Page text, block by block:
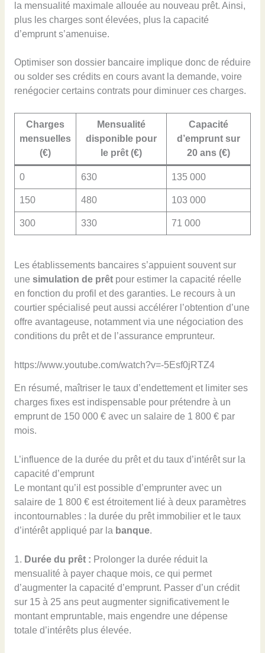
la mensualité maximale allouée au nouveau prêt. Ainsi,
plus les charges sont élevées, plus la capacité
d’emprunt s’amenuise.
Optimiser son dossier bancaire implique donc de réduire
ou solder ses crédits en cours avant la demande, voire
renégocier certains contrats pour diminuer ces charges.
Charges
mensuelles
(€)
Mensualité
disponible pour
le prêt (€)
Capacité
d’emprunt sur
20 ans (€)
0 630 135 000
150 480 103 000
300 330 71 000
Les établissements bancaires s’appuient souvent sur
une simulation de prêtpour estimer la capacité réelle
en fonction du profil et des garanties. Le recours à un
courtier spécialisé peut aussi accélérer l’obtention d’une
offre avantageuse, notamment via une négociation des
conditions du prêt et de l’assurance emprunteur.
https://www.youtube.com/watch?v=-5Esf0jRTZ4
En résumé, maîtriser le taux d’endettement et limiter ses
charges fixes est indispensable pour prétendre à un
emprunt de 150 000 € avec un salaire de 1 800 € par
mois.
L’influence de la durée du prêt et du taux d’intérêt sur la
capacité d’emprunt
Le montant qu’il est possible d’emprunter avec un
salaire de 1 800 € est étroitement lié à deux paramètres
incontournables : la durée du prêt immobilier et le taux
d’intérêt appliqué par la banque.
1. Durée du prêt : Prolonger la durée réduit la
mensualité à payer chaque mois, ce qui permet
d’augmenter la capacité d’emprunt. Passer d’un crédit
sur 15 à 25 ans peut augmenter significativement le
montant empruntable, mais engendre une dépense
totale d’intérêts plus élevée.